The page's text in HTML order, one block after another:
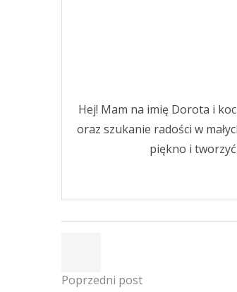
Hej! Mam na imię Dorota i
oraz szukanie radości w
piękno i
Poprzedni post